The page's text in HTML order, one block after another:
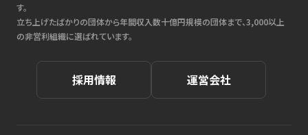
す。
立ち上げたばかりの団体から年間収入数十億円規模の団体まで、3,000以上
の非営利組織に選ばれています。
採用情報 運営会社